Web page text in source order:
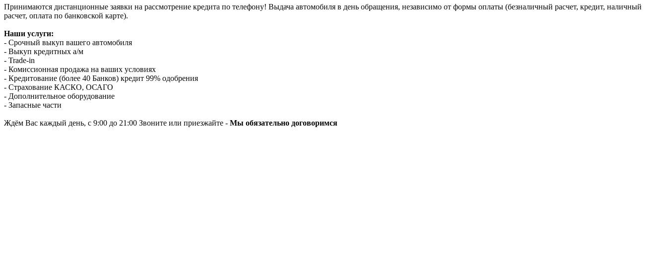
Принимаются дистанционные заявки на рассмотрение кредита по телефону! Выдача автомобиля в день обращения, независимо от формы оплаты (безналичный расчет, кредит, наличный
расчет, оплата по банковской карте).
Наши услуги:
- Срочный выкуп вашего автомобиля
- Выкуп кредитных а/м
- Trade-in
- Комиссионная продажа на ваших условиях
- Кредитование (более 40 Банков) кредит 99% одобрения
- Страхование КАСКО, ОСАГО
- Дополнительное оборудование
- Запасные части
Ждём Вас каждый день, с 9:00 до 21:00 Звоните или приезжайте - Мы обязательно договоримся